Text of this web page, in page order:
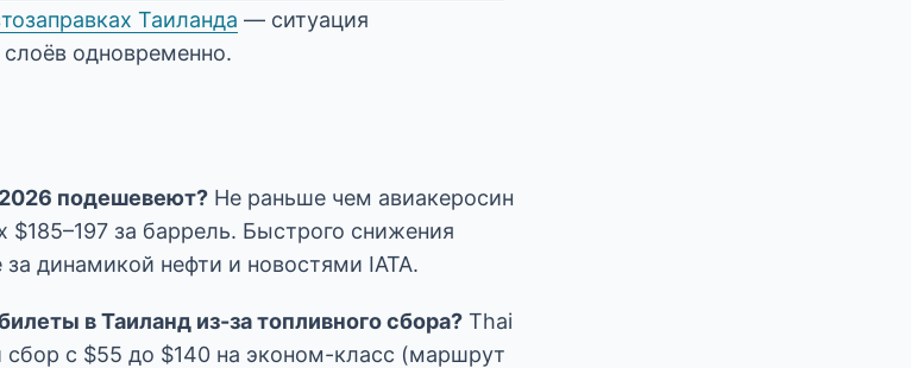
Таиланда — ситуация
слоёв одновременно.
подешевеют? Не раньше чем авиакеросин
$185–197 за баррель. Быстрого снижения
динамикой нефти и новостями IATA.
в Таиланд из-за топливного сбора? Thai
сбор с $55 до $140 на эконом-класс (маршрут